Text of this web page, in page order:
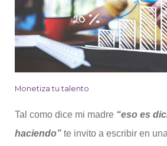
Monetiza tu talento
Tal como dice mi madre “eso es
haciendo” te invito a escribir en